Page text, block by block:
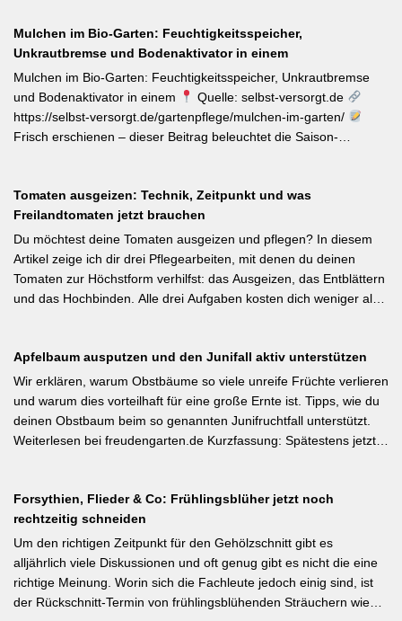
Gartenbewirtschaftung – unabhängig von der Gartengröße –
einen messbaren Beitrag zur regionalen Artenvielfalt leistet.
Nützlingsförderung, strukturreiche Beete und der Verzicht auf
Pestizide sind die entscheidenden Stellschrauben. Ein
motivierender Impuls für jeden GBV-Garten. [Thema-Tag:
#Biodiversität #Gartengestaltung #Naturnahergarten]
Mulchen im Bio-Garten: Feuchtigkeitsspeicher,
Unkrautbremse und Bodenaktivator in einem
Mulchen im Bio-Garten: Feuchtigkeitsspeicher, Unkrautbremse
und Bodenaktivator in einem
Quelle: selbst-versorgt.de
https://selbst-versorgt.de/gartenpflege/mulchen-im-garten/
Frisch erschienen – dieser Beitrag beleuchtet die Saison-
Austrocknung. Die ideale Schichtdicke liegt bei 5–10 cm, immer
mit Abstand zum Pflanzenstamm, um Fäulnis zu vermeiden.
Besonders wertvoll: Häufige Fehler wie zu dicke Schichten oder
die Verwendung von frischem Rasenschnitt als alleiniges Material
werden klar benannt. [Thema-Tag: #Bodenpflege #Mulchen
#BiologischerGartenbau]
Tomaten ausgeizen: Technik, Zeitpunkt und was
Freilandtomaten jetzt brauchen
Du möchtest deine Tomaten ausgeizen und pflegen? In diesem
Artikel zeige ich dir drei Pflegearbeiten, mit denen du deinen
Tomaten zur Höchstform verhilfst: das Ausgeizen, das Entblättern
und das Hochbinden. Alle drei Aufgaben kosten dich weniger als
Tomatenkrankheit Braunfäule vorbeugst. Weiterlesen bei
Wurzelwerk – Gartenwissen von Profis Kurzfassung: Ein bildreich
illustrierter Praxis-Leitfaden: Das Ausgeizen beginnt direkt nach
dem Auspflanzen und sollte wöchentlich wiederholt werden.
Geiztriebe morgens entfernen, damit Wunden rasch abtrocknen.
interessant: Der Artikel diskutiert, wann bei Freilandtomaten das
Ausgeizen kontraproduktiv ist – etwa bei buschigen Sorten, die
von Seitentrieben profitieren.
Apfelbaum ausputzen und den Junifall aktiv unterstützen
Wir erklären, warum Obstbäume so viele unreife Früchte verlieren
und warum dies vorteilhaft für eine große Ernte ist. Tipps, wie du
deinen Obstbaum beim so genannten Junifruchtfall unterstützt.
Weiterlesen bei freudengarten.de Kurzfassung: Spätestens jetzt –
% der Blüten werden zu Früchten, ein rechtzeitiges Eingreifen vor
dem Junifall beugt der Alternanz (Abwechslung von
Ertragsjahren) vor. Für Äpfel und Birnen gilt: max. zwei kräftige
Früchte pro Fruchtbüschel, Abstand mindestens eine Handbreit.
Früchte in Schattenzonen vollständig entfernen.
Forsythien, Flieder & Co: Frühlingsblüher jetzt noch
rechtzeitig schneiden
Um den richtigen Zeitpunkt für den Gehölzschnitt gibt es
alljährlich viele Diskussionen und oft genug gibt es nicht die eine
richtige Meinung. Worin sich die Fachleute jedoch einig sind, ist
der Rückschnitt-Termin von frühlingsblühenden Sträuchern wie